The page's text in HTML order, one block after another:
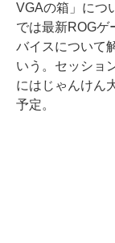
VGAの箱」につ
では最新ROGゲ
バイスについて
いう。セッショ
にはじゃんけん
予定。